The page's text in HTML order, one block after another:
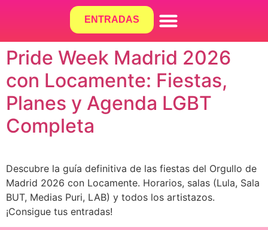
ENTRADAS
Pride Week Madrid 2026
con Locamente: Fiestas,
Planes y Agenda LGBT
Completa
Descubre la guía definitiva de las fiestas del Orgullo de
Madrid 2026 con Locamente. Horarios, salas (Lula, Sala
BUT, Medias Puri, LAB) y todos los artistazos.
¡Consigue tus entradas!